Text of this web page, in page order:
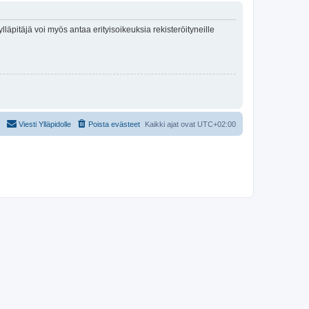
voi myös antaa erityisoikeuksia rekisteröityneille
Kaikki ajat ovat UTC+02:00
Poista evästeet
Viesti Ylläpidolle